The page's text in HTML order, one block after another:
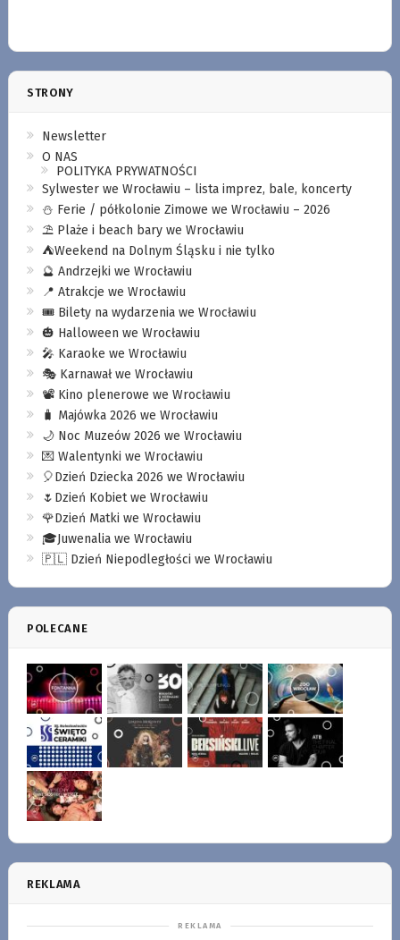
STRONY
Newsletter
O NAS
POLITYKA PRYWATNOŚCI
Sylwester we Wrocławiu – lista imprez, bale, koncerty
⛄️ Ferie / półkolonie Zimowe we Wrocławiu – 2026
⛱️ Plaże i beach bary we Wrocławiu
⛺️Weekend na Dolnym Śląsku i nie tylko
🔮 Andrzejki we Wrocławiu
📍 Atrakcje we Wrocławiu
🎟️ Bilety na wydarzenia we Wrocławiu
🎃 Halloween we Wrocławiu
🎤 Karaoke we Wrocławiu
🎭 Karnawał we Wrocławiu
📽️ Kino plenerowe we Wrocławiu
🧳 Majówka 2026 we Wrocławiu
🌙 Noc Muzeów 2026 we Wrocławiu
💌 Walentynki we Wrocławiu
🎈Dzień Dziecka 2026 we Wrocławiu
🌷Dzień Kobiet we Wrocławiu
🌹Dzień Matki we Wrocławiu
🎓Juwenalia we Wrocławiu
🇵🇱 Dzień Niepodległości we Wrocławiu
POLECANE
REKLAMA